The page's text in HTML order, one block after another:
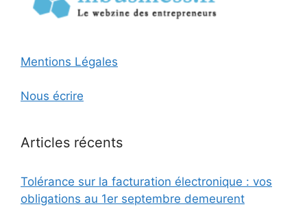
Mentions Légales
Nous écrire
Articles récents
Tolérance sur la facturation électronique : vos
obligations au 1er septembre demeurent